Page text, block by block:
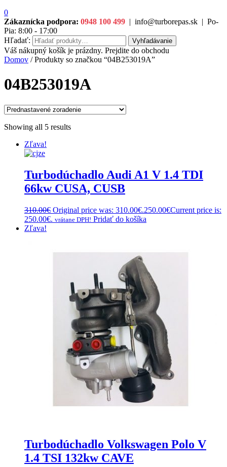
0
Zákaznícka podpora: 0948 100 499 | info@turborepas.sk | Po-
Pia: 8:00 - 17:00
Hľadať:
Vyhľadávanie
Váš nákupný košík je prázdny. Prejdite do obchodu
Domov / Produkty so značkou “04B253019A”
04B253019A
Showing all 5 results
Zľava!
Turbodúchadlo Audi A1 V 1.4 TDI
66kw CUSA, CUSB
310.00€ Original price was: 310.00€.250.00€Current price is:
250.00€. vrátane DPH! Pridať do košíka
Zľava!
Turbodúchadlo Volkswagen Polo V
1.4 TSI 132kw CAVE